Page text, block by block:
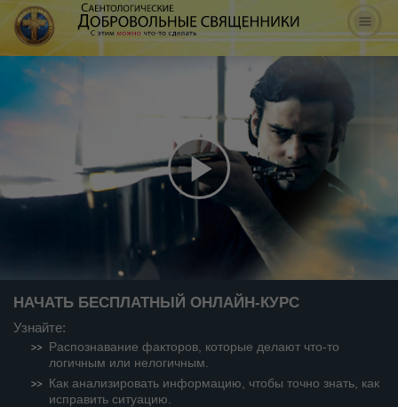
Play
Video
НАЧАТЬ БЕСПЛАТНЫЙ ОНЛАЙН-КУРС
Узнайте:
Распознавание факторов, которые делают что-то
логичным или нелогичным.
Как анализировать информацию, чтобы точно знать, как
исправить ситуацию.